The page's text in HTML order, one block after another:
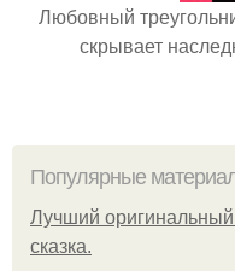
Любовный
скрывает
Популярные
Лучший
сказка.